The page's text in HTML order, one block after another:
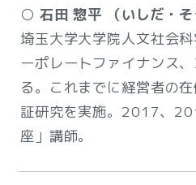
○ 石田 惣平 （いしだ・
埼玉大学大学院人文社会
ーポレートファイナンス
る。これまでに経営者の
証研究を実施。2017、
座」講師。